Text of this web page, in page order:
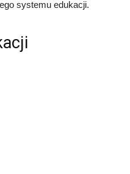
systemu edukacji.